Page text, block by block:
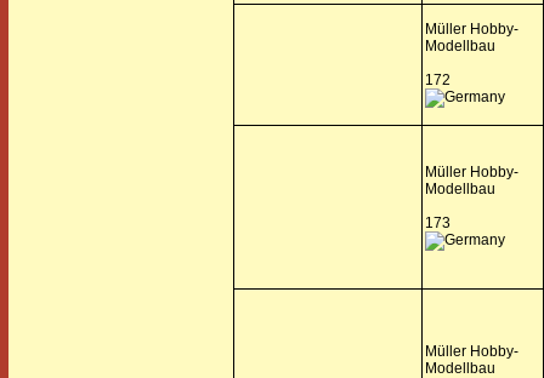
Müller Hobby-
Modellbau
172
Müller Hobby-
Modellbau
173
Müller Hobby-
Modellbau